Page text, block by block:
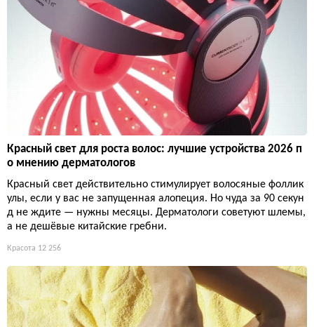
Красный свет для роста волос: лучшие устройства 2026 п
о мнению дерматологов
Красный свет действительно стимулирует волосяные фоллик
улы, если у вас не запущенная алопеция. Но чуда за 90 секун
д не ждите — нужны месяцы. Дерматологи советуют шлемы,
а не дешёвые китайские гребни.
Красота 12 256